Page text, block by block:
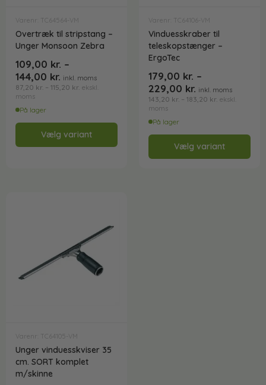
Varenr: TC64564-VM
Overtræk til stripstang –
Unger Monsoon Zebra
109,00 kr. –
144,00 kr. inkl. moms
87,20 kr. – 115,20 kr. ekskl.
moms
På lager
Vælg variant
Varenr: TC64106-VM
Vinduesskraber til
teleskopstænger –
ErgoTec
179,00 kr. –
229,00 kr. inkl. moms
143,20 kr. – 183,20 kr. ekskl.
moms
På lager
Vælg variant
Varenr: TC64105-VM
Unger vinduesskviser 35
cm. SORT komplet
m/skinne